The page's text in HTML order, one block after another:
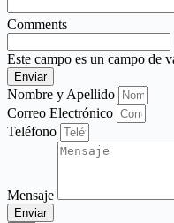
Comments
Este campo es un campo de
Nombre y Apellido
Correo Electrónico
Teléfono
Mensaje
Enviar